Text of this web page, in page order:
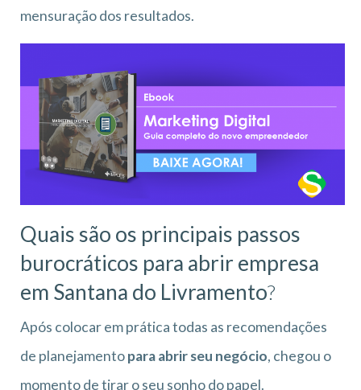
mensuração dos resultados.
Quais são os principais passos
burocráticos para abrir empresa
em Santana do Livramento?
Após colocar em prática todas as recomendações
de planejamentopara abrir seu negócio, chegou o
momento de tirar o seu sonho do papel.